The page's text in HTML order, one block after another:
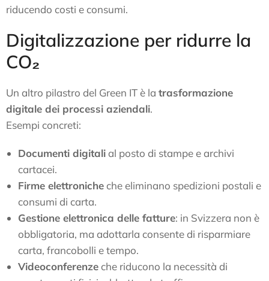
riducendo costi e consumi.
Digitalizzazione per ridurre la
CO₂
Un altro pilastro del Green IT è la trasformazione
digitale dei processi aziendali.
Esempi concreti:
Documenti digitalial posto di stampe e archivi
cartacei.
Firme elettronicheche eliminano spedizioni postali e
consumi di carta.
Gestione elettronica delle fatture: in Svizzera non è
obbligatoria, ma adottarla consente di risparmiare
carta, francobolli e tempo.
Videoconferenzeche riducono la necessità di